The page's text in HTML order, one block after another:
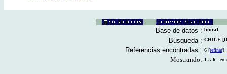
Base de datos : binca1
Búsqueda : CHILE
Referencias encontradas : 6 [refinar]
Mostrando: 1 .. 6 en